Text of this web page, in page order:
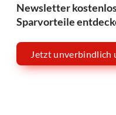
Newsletter
Sparvorteile
Jetzt unverbindlich